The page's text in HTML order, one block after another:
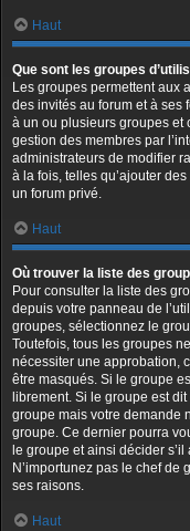
Haut
Que sont les groupes
Les groupes permettent aux
des invités au forum et à
à un ou plusieurs groupes et
gestion des membres par
administrateurs de modifier
à la fois, telles qu’ajouter
un forum privé.
Haut
Où trouver la liste des
Pour consulter la liste des
depuis votre panneau de
groupes, sélectionnez le
Toutefois, tous les groupes
nécessiter une approbation,
être masqués. Si le groupe
librement. Si le groupe est
groupe mais votre demande
groupe. Ce dernier pourra
le groupe et ainsi décider
N’importunez pas le chef de
ses raisons.
Haut